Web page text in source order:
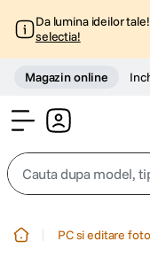
Da lumina ideilor
selectia!
Magazin online
Cauta dupa model,
PC si editare